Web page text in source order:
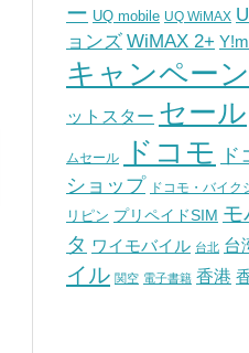
ー UQ mobile UQ WiMAX
ョンズ WiMAX 2+
キャンペーン
ットスター セール
ムセール ドコモ
ショップ ドコモ・バイク
リピン プリペイドSIM モ
タ ワイモバイル 台北 台
イル 関空 電子書籍 香港